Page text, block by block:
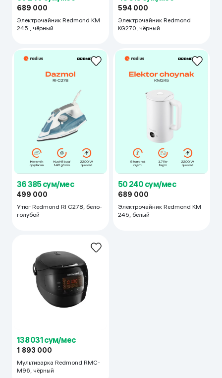
689 000
Электрочайник Redmond KМ
245 , чёрный
594 000
Электрочайник Redmond
KG270, чёрный
36 385 сум/мес
499 000
Утюг Redmond RI С278, бело-
голубой
50 240 сум/мес
689 000
Электрочайник Redmond KМ
245, белый
138 031 сум/мес
1 893 000
Мультиварка Redmond RMC-
M96, чёрный